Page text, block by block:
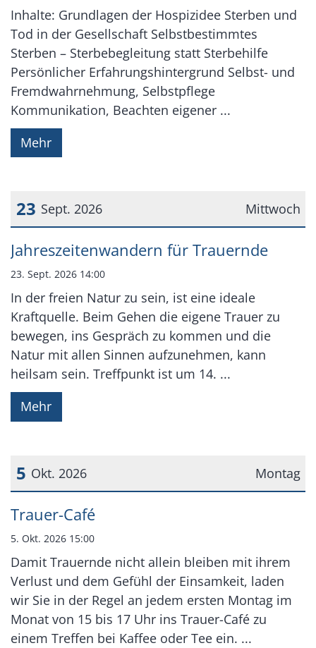
Inhalte: Grundlagen der Hospizidee Sterben und
Tod in der Gesellschaft Selbstbestimmtes
Sterben – Sterbebegleitung statt Sterbehilfe
Persönlicher Erfahrungshintergrund Selbst- und
Fremdwahrnehmung, Selbstpflege
Kommunikation, Beachten eigener ...
Mehr
Mittwoch
23 Sept. 2026
Datum: 23. September 2026
Jahreszeitenwandern für Trauernde
23. Sept. 2026 14:00
In der freien Natur zu sein, ist eine ideale
Kraftquelle. Beim Gehen die eigene Trauer zu
bewegen, ins Gespräch zu kommen und die
Natur mit allen Sinnen aufzunehmen, kann
heilsam sein. Treffpunkt ist um 14. ...
Mehr
Montag
5 Okt. 2026
Datum: 5. Oktober 2026
Trauer-Café
5. Okt. 2026 15:00
Damit Trauernde nicht allein bleiben mit ihrem
Verlust und dem Gefühl der Einsamkeit, laden
wir Sie in der Regel an jedem ersten Montag im
Monat von 15 bis 17 Uhr ins Trauer-Café zu
einem Treffen bei Kaffee oder Tee ein. ...